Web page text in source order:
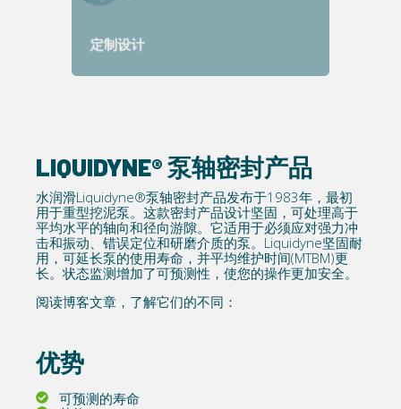
定制设计
LIQUIDYNE® 泵轴密封产品
水润滑Liquidyne®泵轴密封产品发布于1983年，最初
用于重型挖泥泵。这款密封产品设计坚固，可处理高于
平均水平的轴向和径向游隙。它适用于必须应对强力冲
击和振动、错误定位和研磨介质的泵。Liquidyne坚固耐
用，可延长泵的使用寿命，并平均维护时间(MTBM)更
长。状态监测增加了可预测性，使您的操作更加安全。
阅读博客文章，了解它们的不同：
优势
可预测的寿命